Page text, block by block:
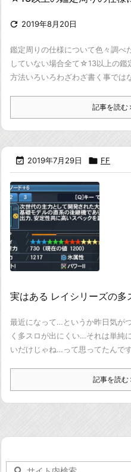
 2019年8月20日
鑑定周りの仕様について色々調べ
していない場合全て☆13以上の鑑
方法いろいろわざわざ書く事では
記事を読む
 2019年7月29日  FF
実はある レイシリーズの多
最近になって…というか昨日気が
く多スロが出にくい…それは単純
いだけじゃね…って思ってたんで
記事を読む